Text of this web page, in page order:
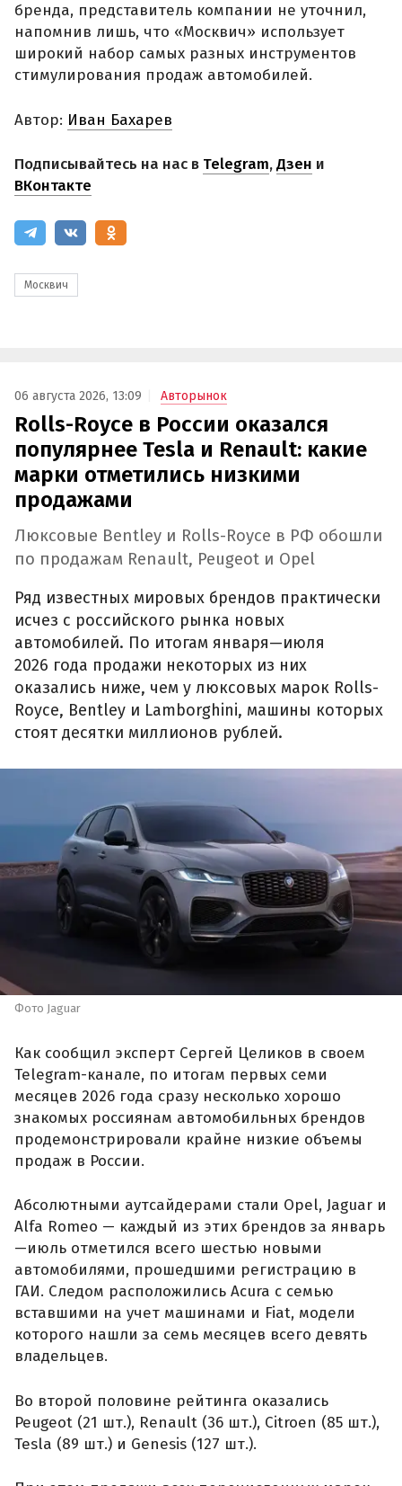
бренда, представитель компании не уточнил,
напомнив лишь, что «Москвич» использует
широкий набор самых разных инструментов
стимулирования продаж автомобилей.
Автор: Иван Бахарев
Подписывайтесь на нас в Telegram,Дзен и
ВКонтакте
Москвич
06 августа 2026, 13:09 Авторынок
Rolls-Royce в России оказался
популярнее Tesla и Renault: какие
марки отметились низкими
продажами
Люксовые Bentley и Rolls-Royce в РФ обошли
по продажам Renault, Peugeot и Opel
Ряд известных мировых брендов практически
исчез с российского рынка новых
автомобилей. По итогам января—июля
2026 года продажи некоторых из них
оказались ниже, чем у люксовых марок Rolls-
Royce, Bentley и Lamborghini, машины которых
стоят десятки миллионов рублей.
Фото Jaguar
Как сообщил эксперт Сергей Целиков в своем
Telegram-канале, по итогам первых семи
месяцев 2026 года сразу несколько хорошо
знакомых россиянам автомобильных брендов
продемонстрировали крайне низкие объемы
продаж в России.
Абсолютными аутсайдерами стали Opel, Jaguar и
Alfa Romeo — каждый из этих брендов за январь
—июль отметился всего шестью новыми
автомобилями, прошедшими регистрацию в
ГАИ. Следом расположились Acura с семью
вставшими на учет машинами и Fiat, модели
которого нашли за семь месяцев всего девять
владельцев.
Во второй половине рейтинга оказались
Peugeot (21 шт.), Renault (36 шт.), Citroen (85 шт.),
Tesla (89 шт.) и Genesis (127 шт.).